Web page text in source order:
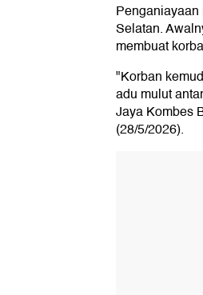
Selatan.
membuat
"Korban
adu mulut
Jaya Kombes
(28/5/2026).